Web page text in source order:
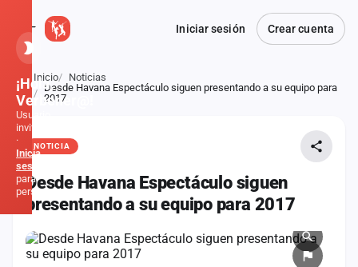
Iniciar sesión Crear cuenta
Atrás
Inicio
Noticias
Desde Havana Espectáculo siguen presentando a su equipo para
2017
NOTICIA
Desde Havana Espectáculo siguen
presentando a su equipo para 2017
¡Hola,
Verbener@!
Usuario
invitado
·
Inicia
sesión
para
personalizar
Inicio